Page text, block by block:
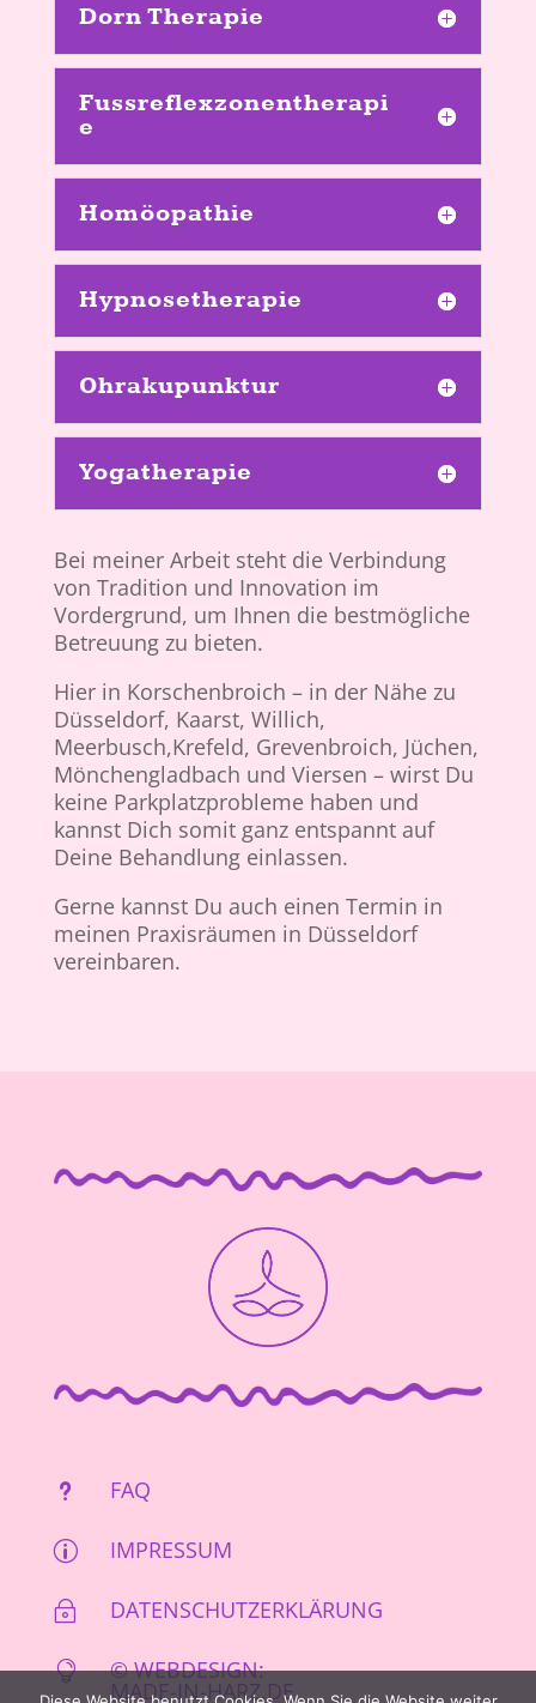
Dorn Therapie
Fussreflexzonentherapi
e
Homöopathie
Hypnosetherapie
Ohrakupunktur
Yogatherapie
Bei meiner Arbeit steht die Verbindung
von Tradition und Innovation im
Vordergrund, um Ihnen die bestmögliche
Betreuung zu bieten.
Hier in Korschenbroich – in der Nähe zu
Düsseldorf, Kaarst, Willich,
Meerbusch,Krefeld, Grevenbroich, Jüchen,
Mönchengladbach und Viersen – wirst Du
keine Parkplatzprobleme haben und
kannst Dich somit ganz entspannt auf
Deine Behandlung einlassen.
Gerne kannst Du auch einen Termin in
meinen Praxisräumen in Düsseldorf
vereinbaren.
u FAQ
p IMPRESSUM
~ DATENSCHUTZERKLÄRUNG
 © WEBDESIGN:
MADE-IN-HARZ.DE